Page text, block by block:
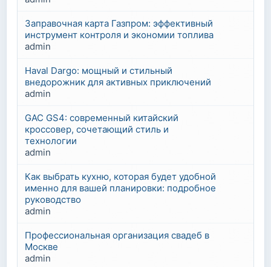
Заправочная карта Газпром: эффективный
инструмент контроля и экономии топлива
admin
Haval Dargo: мощный и стильный
внедорожник для активных приключений
admin
GAC GS4: современный китайский
кроссовер, сочетающий стиль и
технологии
admin
Как выбрать кухню, которая будет удобной
именно для вашей планировки: подробное
руководство
admin
Профессиональная организация свадеб в
Москве
admin